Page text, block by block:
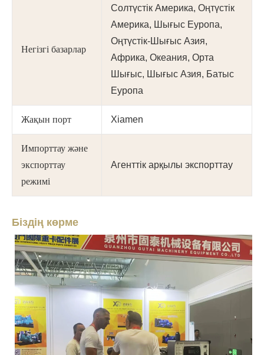
Негізгі базарлар
Солтүстік Америка, Оңтүстік
Америка, Шығыс Еуропа,
Оңтүстік-Шығыс Азия,
Африка, Океания, Орта
Шығыс, Шығыс Азия, Батыс
Еуропа
Жақын порт Xiamen
Импорттау және
экспорттау
режимі
Агенттік арқылы экспорттау
Біздің көрме